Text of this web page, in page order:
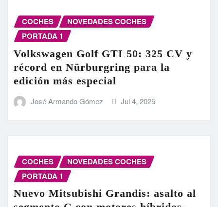
COCHES
NOVEDADES COCHES
PORTADA 1
Volkswagen Golf GTI 50: 325 CV y
récord en Nürburgring para la
edición más especial
José Armando Gómez Jul 4, 2025
COCHES
NOVEDADES COCHES
PORTADA 1
Nuevo Mitsubishi Grandis: asalto al